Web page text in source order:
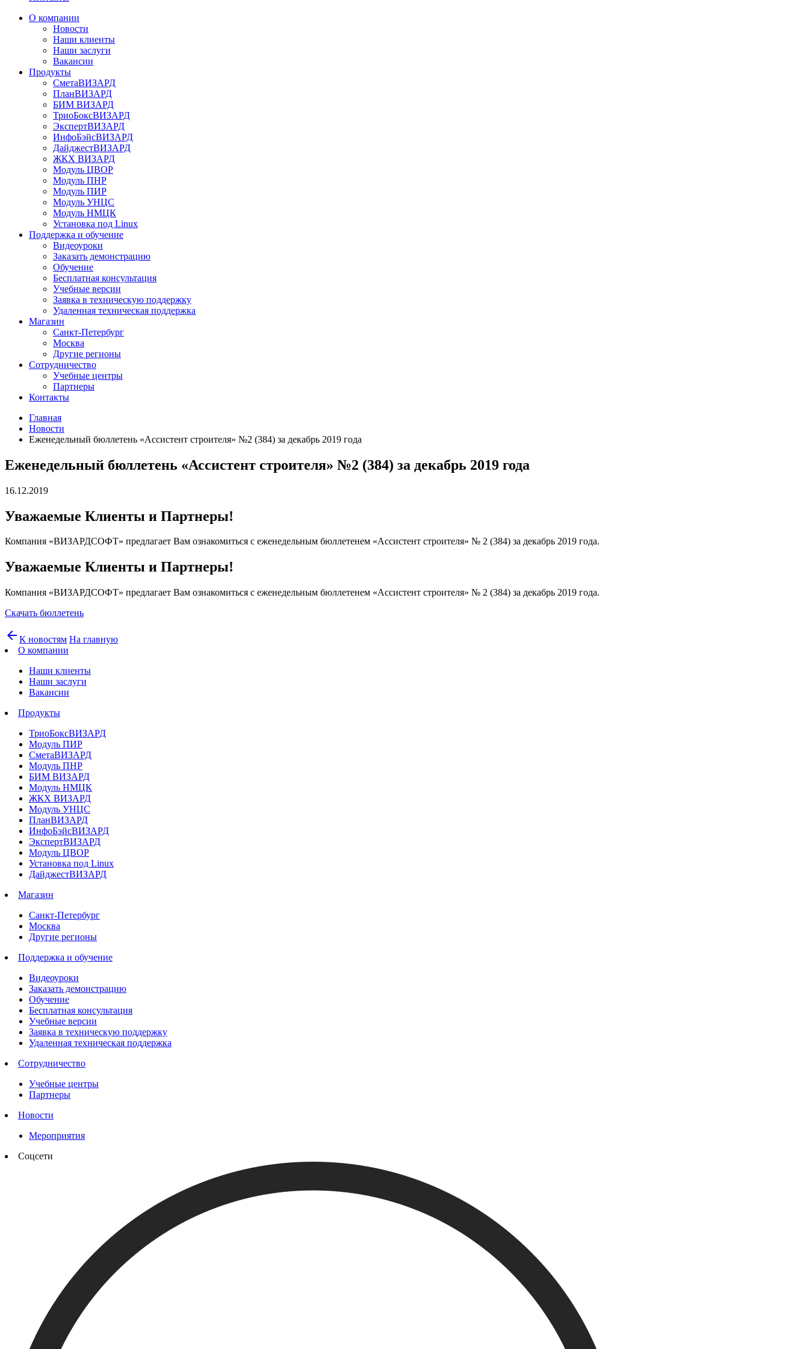
О компании
Новости
Наши клиенты
Наши заслуги
Вакансии
Продукты
СметаВИЗАРД
ПланВИЗАРД
БИМ ВИЗАРД
ТриоБоксВИЗАРД
ЭкспертВИЗАРД
ИнфоБэйсВИЗАРД
ДайджестВИЗАРД
ЖКХ ВИЗАРД
Модуль ЦВОР
Модуль ПНР
Модуль ПИР
Модуль УНЦС
Модуль НМЦК
Установка под Linux
Поддержка и обучение
Видеоуроки
Заказать демонстрацию
Обучение
Бесплатная консультация
Учебные версии
Заявка в техническую поддержку
Удаленная техническая поддержка
Магазин
Санкт-Петербург
Москва
Другие регионы
Сотрудничество
Учебные центры
Партнеры
Контакты
Главная
Новости
Еженедельный бюллетень «Ассистент строителя» №2 (384) за декабрь 2019 года
Еженедельный бюллетень «Ассистент строителя» №2 (384) за декабрь 2019 года
16.12.2019
Уважаемые Клиенты и Партнеры!
Компания «ВИЗАРДСОФТ» предлагает Вам ознакомиться с еженедельным бюллетенем «Ассистент строителя» № 2 (384) за декабрь 2019 года.
Уважаемые Клиенты и Партнеры!
Компания «ВИЗАРДСОФТ» предлагает Вам ознакомиться с еженедельным бюллетенем «Ассистент строителя» № 2 (384) за декабрь 2019 года.
Скачать бюллетень
arrow_back К новостям На главную
О компании
Наши клиенты
Наши заслуги
Вакансии
Продукты
ТриоБоксВИЗАРД
Модуль ПИР
СметаВИЗАРД
Модуль ПНР
БИМ ВИЗАРД
Модуль НМЦК
ЖКХ ВИЗАРД
Модуль УНЦС
ПланВИЗАРД
ИнфоБэйсВИЗАРД
ЭкспертВИЗАРД
Модуль ЦВОР
Установка под Linux
ДайджестВИЗАРД
Магазин
Санкт-Петербург
Москва
Другие регионы
Поддержка и обучение
Видеоуроки
Заказать демонстрацию
Обучение
Бесплатная консультация
Учебные версии
Заявка в техническую поддержку
Удаленная техническая поддержка
Сотрудничество
Учебные центры
Партнеры
Новости
Мероприятия
Соцсети